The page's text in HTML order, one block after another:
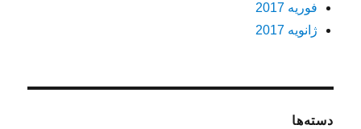
فوریه 2017
ژانویه 2017
دسته‌ها